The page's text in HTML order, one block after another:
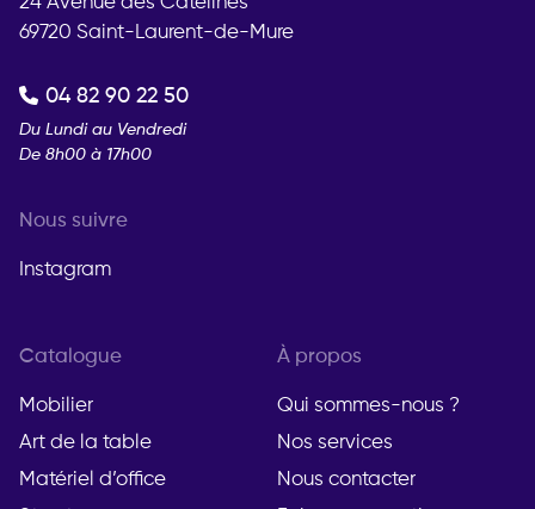
69720 Saint-Laurent-de-Mure
04 82 90 22 50
Du Lundi au Vendredi
De 8h00 à 17h00
Nous suivre
Instagram
Catalogue
Mobilier
Art de la table
Matériel d’office
À propos
Qui sommes-nous ?
Nos services
Nous contacter